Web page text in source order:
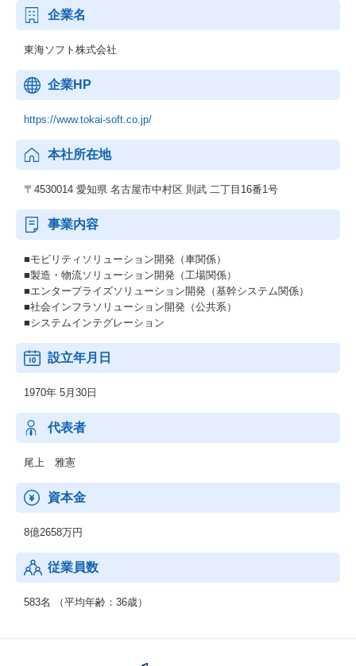
企業名
東海ソフト株式会社
企業HP
https://www.tokai-soft.co.jp/
本社所在地
〒4530014 愛知県 名古屋市中村区 則武 二丁目16番1号
事業内容
■モビリティソリューション開発（車関係）
■製造・物流ソリューション開発（工場関係）
■エンタープライズソリューション開発（基幹システム関係）
■社会インフラソリューション開発（公共系）
■システムインテグレーション
設立年月日
1970年 5月30日
代表者
尾上 雅憲
資本金
8億2658万円
従業員数
583名 （平均年齢：36歳）